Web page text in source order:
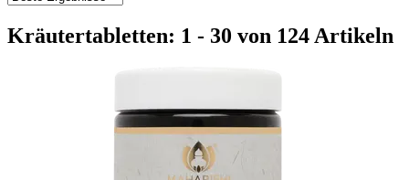
Kräutertabletten: 1 - 30 von 124 Artikeln